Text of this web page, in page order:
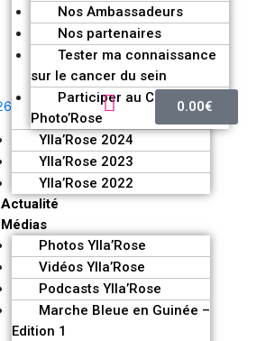
Nos Ambassadeurs
Nos partenaires
Tester ma connaissance
sur le cancer du sein
Participer au Challenge
Photo’Rose
Ylla’Rose 2024
Ylla’Rose 2023
Ylla’Rose 2022
Actualité
Médias
Photos Ylla’Rose
Vidéos Ylla’Rose
Podcasts Ylla’Rose
Marche Bleue en Guinée –
Edition 1
0.00€